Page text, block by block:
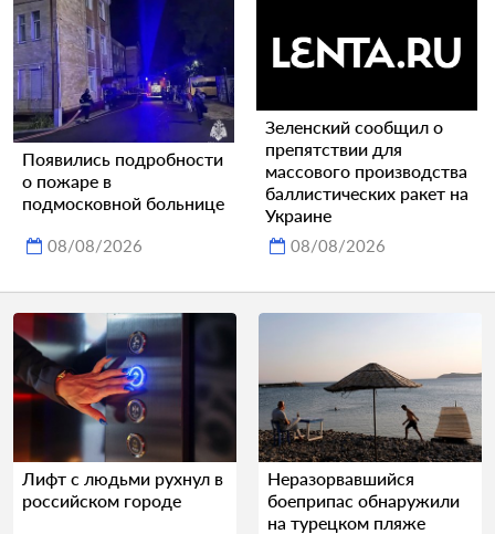
Появились подробности
о пожаре в
подмосковной больнице
08/08/2026
Зеленский сообщил о
препятствии для
массового производства
баллистических ракет на
Украине
08/08/2026
Лифт с людьми рухнул в
российском городе
Неразорвавшийся
боеприпас обнаружили
на турецком пляже